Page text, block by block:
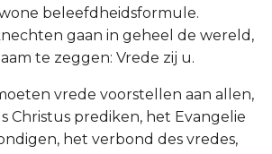
beleefdheidsformule.
gaan in geheel de wereld,
te zeggen: Vrede zij u.
vrede voorstellen aan allen,
Christus prediken, het Evangelie
het verbond des vredes,